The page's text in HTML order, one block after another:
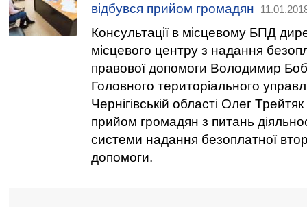
відбувся прийом громадян
Консультації в місцевому БПД
місцевого центру з надання
правової допомоги Володимир
Головного територіального
Чернігівській області Олег
прийом громадян з питань
системи надання безоплатної
допомоги.